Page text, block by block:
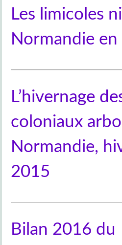
Les limicoles
Normandie
L’hivernage
coloniaux
Normandie,
2015
Bilan 2016 du